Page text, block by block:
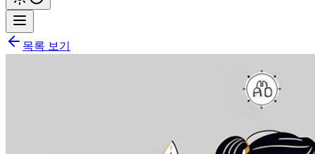
목록 보기